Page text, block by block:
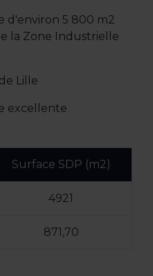
d'environ 5 800 m2
la Zone Industrielle
Lille
excellente
Surface SDP (m2)
4921
871,70